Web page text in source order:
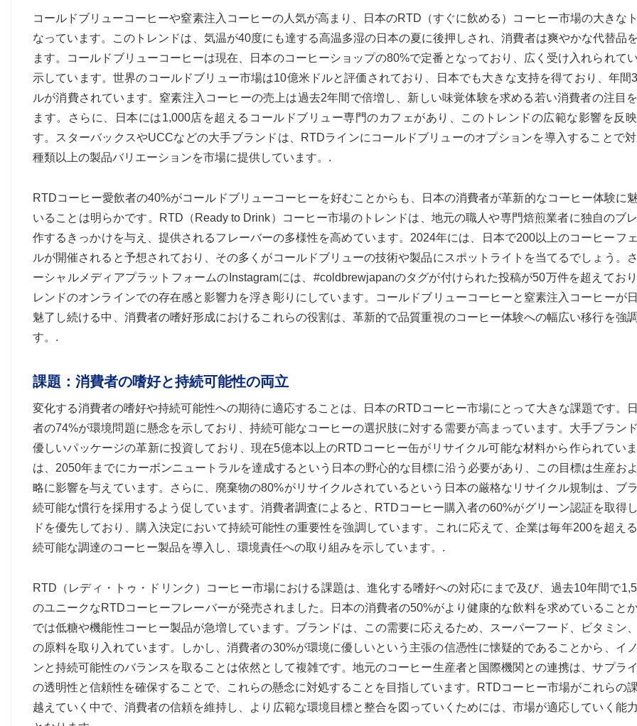
コールドブリューコーヒーや窒素注入コーヒーの人気が高まり、日本のRTD（すぐに飲める）コーヒー市場の大きな
なっています。このトレンドは、気温が40度にも達する高温多湿の日本の夏に後押しされ、消費者は爽やかな代替品
ます。コールドブリューコーヒーは現在、日本のコーヒーショップの80%で定番となっており、広く受け入れられて
示しています。世界のコールドブリュー市場は10億米ドルと評価されており、日本でも大きな支持を得ており、年間
ルが消費されています。窒素注入コーヒーの売上は過去2年間で倍増し、新しい味覚体験を求める若い消費者の注目
ます。さらに、日本には1,000店を超えるコールドブリュー専門のカフェがあり、このトレンドの広範な影響を反
す。スターバックスやUCCなどの大手ブランドは、RTDラインにコールドブリューのオプションを導入することで
種類以上の製品バリエーションを市場に提供しています。.
RTDコーヒー愛飲者の40%がコールドブリューコーヒーを好むことからも、日本の消費者が革新的なコーヒー体験に
いることは明らかです。RTD（Ready to Drink）コーヒー市場のトレンドは、地元の職人や専門焙煎業者に独自のブ
作するきっかけを与え、提供されるフレーバーの多様性を高めています。2024年には、日本で200以上のコーヒーフ
ルが開催されると予想されており、その多くがコールドブリューの技術や製品にスポットライトを当てるでしょう。
ーシャルメディアプラットフォームのInstagramには、#coldbrewjapanのタグが付けられた投稿が50万件を超えてお
レンドのオンラインでの存在感と影響力を浮き彫りにしています。コールドブリューコーヒーと窒素注入コーヒーが
魅了し続ける中、消費者の嗜好形成におけるこれらの役割は、革新的で品質重視のコーヒー体験への幅広い移行を強
す。.
課題：消費者の嗜好と持続可能性の両立
変化する消費者の嗜好や持続可能性への期待に適応することは、日本のRTDコーヒー市場にとって大きな課題です。
者の74%が環境問題に懸念を示しており、持続可能なコーヒーの選択肢に対する需要が高まっています。大手ブラン
優しいパッケージの革新に投資しており、現在5億本以上のRTDコーヒー缶がリサイクル可能な材料から作られてい
は、2050年までにカーボンニュートラルを達成するという日本の野心的な目標に沿う必要があり、この目標は生産お
略に影響を与えています。さらに、廃棄物の80%がリサイクルされているという日本の厳格なリサイクル規制は、ブ
続可能な慣行を採用するよう促しています。消費者調査によると、RTDコーヒー購入者の60%がグリーン認証を取得
ドを優先しており、購入決定において持続可能性の重要性を強調しています。これに応えて、企業は毎年200を超え
続可能な調達のコーヒー製品を導入し、環境責任への取り組みを示しています。.
RTD（レディ・トゥ・ドリンク）コーヒー市場における課題は、進化する嗜好への対応にまで及び、過去10年間で
のユニークなRTDコーヒーフレーバーが発売されました。日本の消費者の50%がより健康的な飲料を求めていること
では低糖や機能性コーヒー製品が急増しています。ブランドは、この需要に応えるため、スーパーフード、ビタミン
の原料を取り入れています。しかし、消費者の30%が環境に優しいという主張の信憑性に懐疑的であることから、イ
ンと持続可能性のバランスを取ることは依然として複雑です。地元のコーヒー生産者と国際機関との連携は、サプラ
の透明性と信頼性を確保することで、これらの懸念に対処することを目指しています。RTDコーヒー市場がこれらの
越えていく中で、消費者の信頼を維持し、より広範な環境目標と整合を図っていくためには、市場が適応していく能